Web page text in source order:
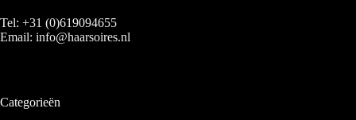
Tel: +31 (0)619094655
Email: info@haarsoires.nl
Categorieën